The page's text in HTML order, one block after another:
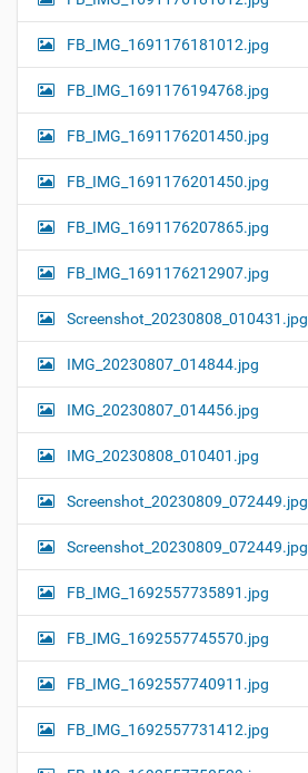
FB_IMG_1691176181012.jpg
FB_IMG_1691176194768.jpg
FB_IMG_1691176201450.jpg
FB_IMG_1691176201450.jpg
FB_IMG_1691176207865.jpg
FB_IMG_1691176212907.jpg
Screenshot_20230808_010431.jpg
IMG_20230807_014844.jpg
IMG_20230807_014456.jpg
IMG_20230808_010401.jpg
Screenshot_20230809_072449.jpg
Screenshot_20230809_072449.jpg
FB_IMG_1692557735891.jpg
FB_IMG_1692557745570.jpg
FB_IMG_1692557740911.jpg
FB_IMG_1692557731412.jpg